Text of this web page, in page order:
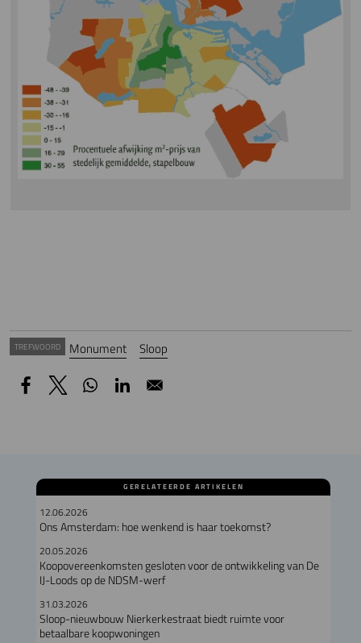
TREFWOORD Monument Sloop
GERELATEERDE ARTIKELEN
12.06.2026
Ons Amsterdam: hoe wenkend is haar toekomst?
20.05.2026
Koopovereenkomsten gesloten voor de ontwikkeling van De
IJ-Loods op de NDSM-werf
31.03.2026
Sloop-nieuwbouw Nierkerkestraat biedt ruimte voor
betaalbare koopwoningen